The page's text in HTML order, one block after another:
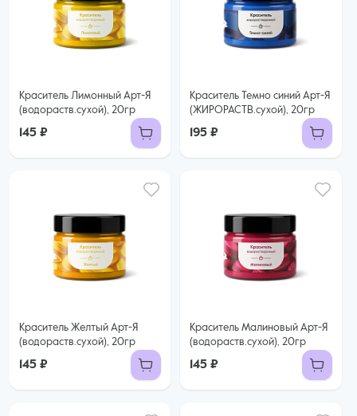
Краситель Лимонный Арт-Я
(водораств.сухой), 20гр
145 ₽
Краситель Темно синий Арт-Я
(ЖИРОРАСТВ.сухой), 20гр
195 ₽
Краситель Желтый Арт-Я
(водораств.сухой), 20гр
145 ₽
Краситель Малиновый Арт-Я
(водораств.сухой), 20гр
145 ₽